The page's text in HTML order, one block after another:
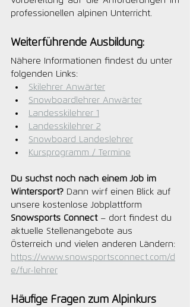
professionellen alpinen Unterricht.
Weiterführende Ausbildung:
Nähere Informationen findest du unter
folgenden Links:
Skilehrer Anwärter
Snowboardlehrer Anwärter
Landesskilehrer 1
Landesskilehrer 2
Snowboard Landeslehrer
Kursprogramm / Termine
Du suchst noch nach einem Job im
Wintersport? Dann wirf einen Blick auf
unsere kostenlose Jobplattform
Snowsports Connect – dort findest du
aktuelle Stellenangebote aus
Österreich und vielen anderen Ländern:
https://www.snowsportsconnect.com/d
e/fur-lehrer
Häufige Fragen zum Alpinkurs